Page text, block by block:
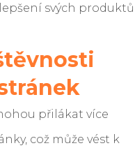
svých produktů
přilákat více
což může vést k